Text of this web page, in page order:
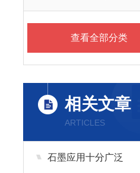
查看全部分类
相关文章
ARTICLES
石墨应用十分广泛